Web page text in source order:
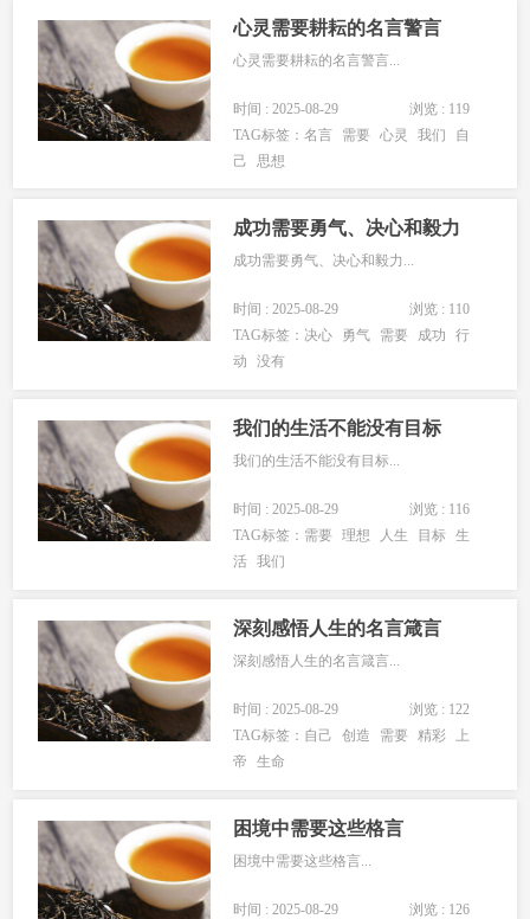
心灵需要耕耘的名言警言
心灵需要耕耘的名言警言...
时间 : 2025-08-29
浏览 : 119
TAG标签：名言 需要 心灵 我们
自
己
思想
成功需要勇气、决心和毅力
成功需要勇气、决心和毅力...
时间 : 2025-08-29
浏览 : 110
TAG标签： 决心 勇气 需要 成功
行
动
没有
我们的生活不能没有目标
我们的生活不能没有目标...
时间 : 2025-08-29
浏览 : 116
TAG标签： 需要 理想 人生 目标
生
活 我们
深刻感悟人生的名言箴言
深刻感悟人生的名言箴言...
时间 : 2025-08-29
浏览 : 122
TAG标签： 自己 创造 需要 精彩
上
帝
生命
困境中需要这些格言
困境中需要这些格言...
时间 : 2025-08-29
浏览 : 126